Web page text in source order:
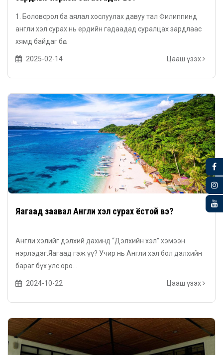
1. Боловсрол ба аялал хослуулах давуу тал Филиппинд
англи хэл сурах нь ердийн гадаадад суралцах зардлаас
хямд байдаг бө...
2025-02-14 Цааш үзэх
Яагаад заавал Англи хэл сурах ёстой вэ?
Англи хэлийг дэлхий дахинд “Дэлхийн хэл” хэмээн
нэрлэдэг.Яагаад гэж үү? Учир нь Англи хэл бол дэлхийн
бараг бүх улс оро...
2024-10-22 Цааш үзэх